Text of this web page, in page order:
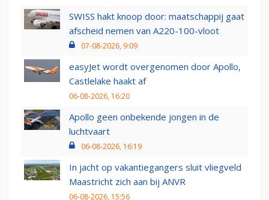
SWISS hakt knoop door: maatschappij gaat
afscheid nemen van A220-100-vloot
07-08-2026, 9:09
easyJet wordt overgenomen door Apollo,
Castlelake haakt af
06-08-2026, 16:20
Apollo geen onbekende jongen in de
luchtvaart
06-08-2026, 16:19
In jacht op vakantiegangers sluit vliegveld
Maastricht zich aan bij ANVR
06-08-2026, 15:56